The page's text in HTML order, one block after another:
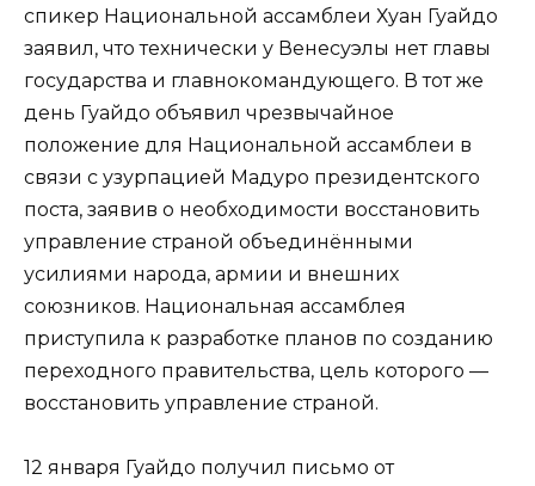
спикер Национальной ассамблеи Хуан Гуайдо
заявил, что технически у Венесуэлы нет главы
государства и главнокомандующего. В тот же
день Гуайдо объявил чрезвычайное
положение для Национальной ассамблеи в
связи с узурпацией Мадуро президентского
поста, заявив о необходимости восстановить
управление страной объединёнными
усилиями народа, армии и внешних
союзников. Национальная ассамблея
приступила к разработке планов по созданию
переходного правительства, цель которого —
восстановить управление страной.
12 января Гуайдо получил письмо от